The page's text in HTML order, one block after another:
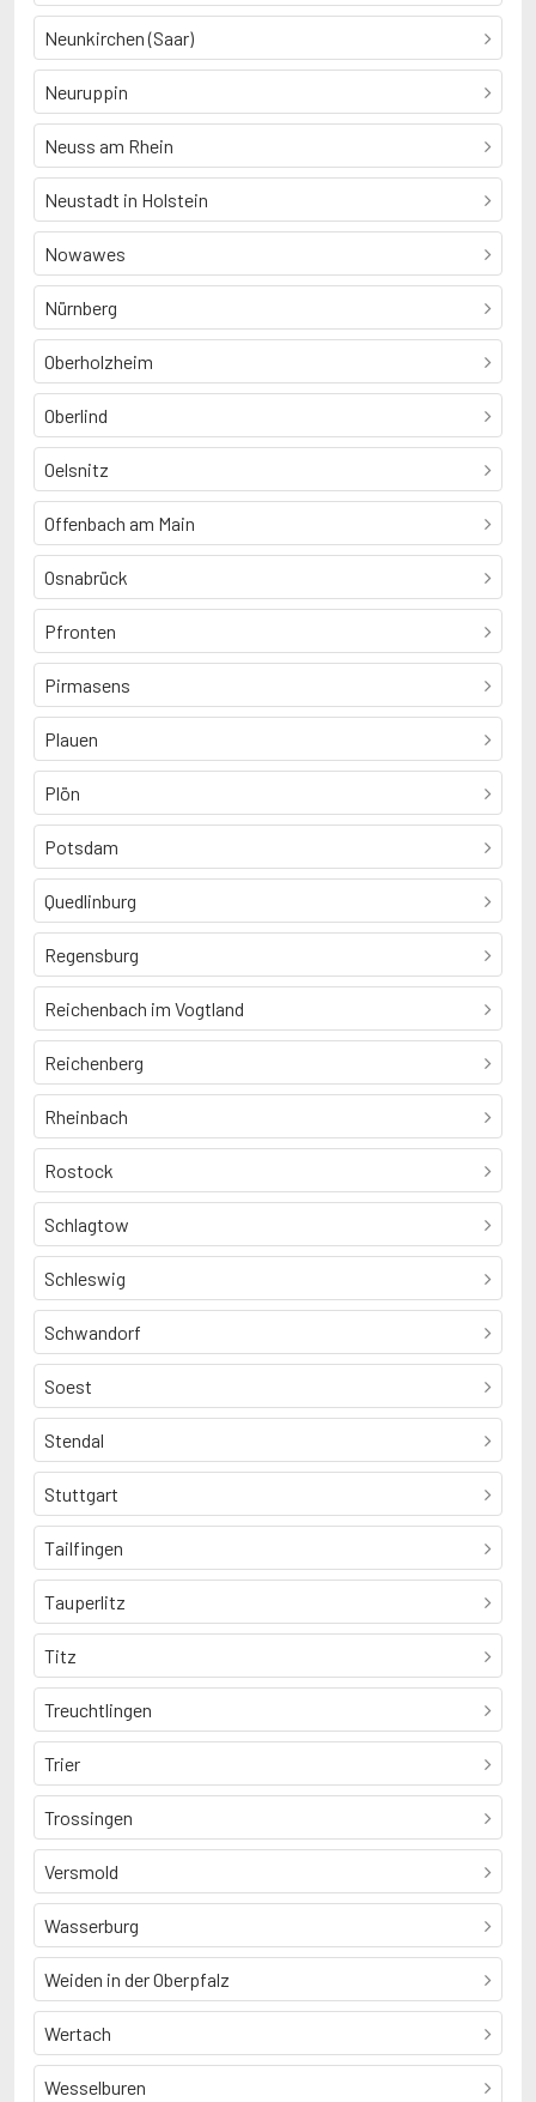
Neunkirchen (Saar)
Neuruppin
Neuss am Rhein
Neustadt in Holstein
Nowawes
Nürnberg
Oberholzheim
Oberlind
Oelsnitz
Offenbach am Main
Osnabrück
Pfronten
Pirmasens
Plauen
Plön
Potsdam
Quedlinburg
Regensburg
Reichenbach im Vogtland
Reichenberg
Rheinbach
Rostock
Schlagtow
Schleswig
Schwandorf
Soest
Stendal
Stuttgart
Tailfingen
Tauperlitz
Titz
Treuchtlingen
Trier
Trossingen
Versmold
Wasserburg
Weiden in der Oberpfalz
Wertach
Wesselburen